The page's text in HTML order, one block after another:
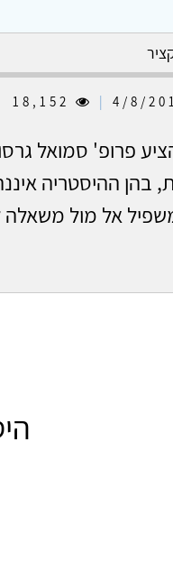
|
פרופ' סמואל
בהן ההיסטריה
אל מול